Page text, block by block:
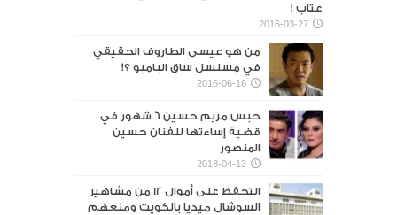
عتاب !
2016-03-27
من هو عيسى الطاروف الحقيقي
في مسلسل ساق البامبو ؟!
2016-06-16
حبس مريم حسين 6 شهور في
قضية إساءتها للفنان حسين
المنصور‎
2018-04-13
التحفظ على أموال 12 من مشاهير
السوشال ميديا بالكويت ومنعهم